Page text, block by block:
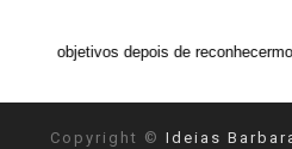
de reconhecermos a nossa
Copyright © Ideias